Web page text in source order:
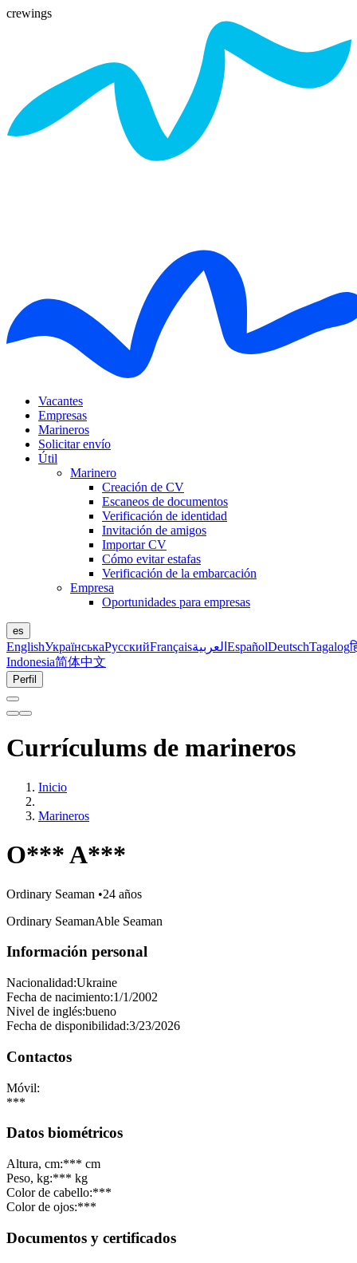
crewings
Vacantes
Empresas
Marineros
Solicitar envío
Útil
Marinero
Creación de CV
Escaneos de documentos
Verificación de identidad
Invitación de amigos
Importar CV
Cómo evitar estafas
Verificación de la embarcación
Empresa
Oportunidades para empresas
es
EnglishУкраїнськаРусскийFrançaisالعربية EspañolDeutschTagalog
Indonesia简体中文
Perfil
Currículums de marineros
Inicio
Marineros
O*** A***
Ordinary Seaman •24 años
Ordinary SeamanAble Seaman
Información personal
Nacionalidad:Ukraine
Fecha de nacimiento:1/1/2002
Nivel de inglés:bueno
Fecha de disponibilidad:3/23/2026
Contactos
Móvil:
***
Datos biométricos
Altura, cm:*** cm
Peso, kg:*** kg
Color de cabello:***
Color de ojos:***
Documentos y certificados